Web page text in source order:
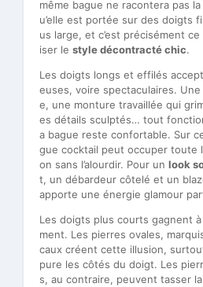
même bague ne racontera pas
u’elle est portée sur des doigts
us large, et c’est précisément
iser le style décontracté chic.
Les doigts longs et effilés
euses, voire spectaculaires.
e, une monture travaillée qui
es détails sculptés… tout
a bague reste confortable. Sur
gue cocktail peut occuper toute
on sans l’alourdir. Pour un look
t, un débardeur côtelé et un
apporte une énergie glamour
Les doigts plus courts gagnent
ment. Les pierres ovales,
caux créent cette illusion,
pure les côtés du doigt. Les
s, au contraire, peuvent tasser